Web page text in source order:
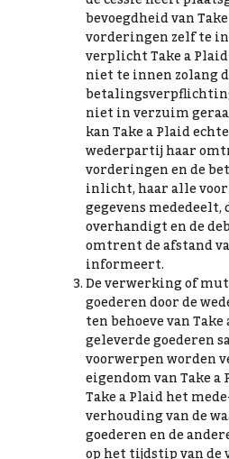
bevoegdheid van
vorderingen zelf te
verplicht Take a
niet te innen zolang
niet in verzuim
kan Take a Plaid
wederpartij haar
vorderingen en de
inlicht, haar alle
gegevens
overhandigt en de
omtrent de afstand
informeert.
De verwerking of
goederen door de
ten behoeve van
geleverde goederen
voorwerpen worden
eigendom van Take
Take a Plaid het
verhouding van de
goederen en de